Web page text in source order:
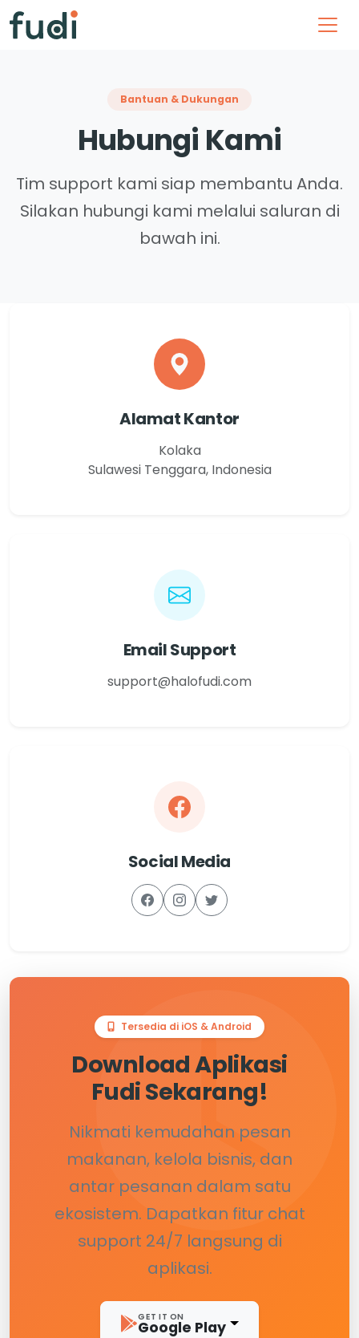
Bantuan & Dukungan
Hubungi Kami
Tim support kami siap membantu Anda.
Silakan hubungi kami melalui saluran di
bawah ini.
Alamat Kantor
Kolaka
Sulawesi Tenggara, Indonesia
Email Support
support@halofudi.com
Social Media
Tersedia di iOS & Android
Download Aplikasi
Fudi Sekarang!
Nikmati kemudahan pesan
makanan, kelola bisnis, dan
antar pesanan dalam satu
ekosistem. Dapatkan fitur chat
support 24/7 langsung di
aplikasi.
GET IT ON
Google Play